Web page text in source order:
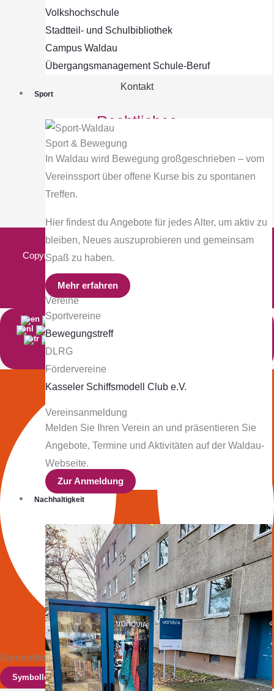
Volkshochschule
Stadtteil- und Schulbibliothek
Campus Waldau
Übergangsmanagement Schule‐Beruf
Sport
Sport & Bewegung
In Waldau wird Bewegung großgeschrieben – vom
Vereinssport über offene Kurse bis zu spontanen
Treffen.
Hier findest du Angebote für jedes Alter, um aktiv zu
bleiben, Neues auszuprobieren und gemeinsam
Spaß zu haben.
Mehr erfahren
Vereine
Sportvereine
Bewegungstreff
DLRG
Fördervereine
Kasseler Schiffsmodell Club e.V.
Vereinsanmeldung
Melden Sie Ihren Verein an und präsentieren Sie
Angebote, Termine und Aktivitäten auf der Waldau-
Webseite.
Zur Anmeldung
Nachhaltigkeit
Initiative
Bring dich ein!
Kontakt
Rechtliches
Impressum
Datenschutzerklärung
Copyright © 2026 waldau-macht-zukunft.de. Made with ♡
byPolargrün
English
Barrierefreiheits-Anpassungen
Symbolleiste ausblenden